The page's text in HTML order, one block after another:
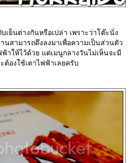
เย็นต่างกันหรือเปล่า เพราะว่าโต๊ะนั่ง
นสามารถดึงลงมาเพื่อความเป็นส่วนตัว
าให้ไว้ด้วย แต่เมนูกลางวันไม่เห็นจะมี
ต้องใช้เตาไฟฟ้าเลยครับ